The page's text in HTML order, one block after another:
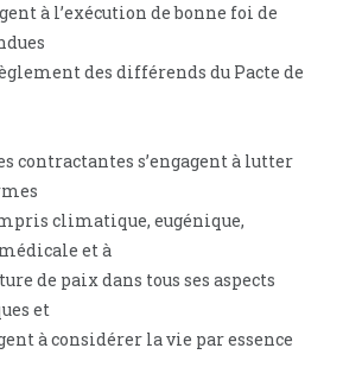
à l’exécution de bonne foi de
des différends du Pacte de
contractantes s’engagent à lutter
climatique, eugénique,
et à
de paix dans tous ses aspects
et
à considérer la vie par essence